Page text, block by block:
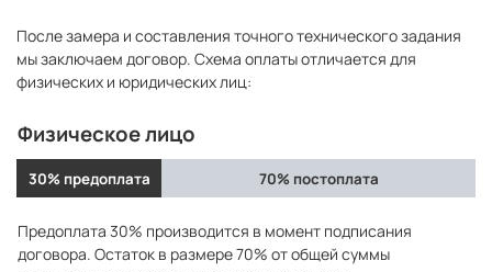
После замера и составления точного технического задания
мы заключаем договор. Схема оплаты отличается для
физических и юридических лиц:
Физическое лицо
30% предоплата 70% постоплата
Предоплата 30% производится в момент подписания
договора. Остаток в размере 70% от общей суммы